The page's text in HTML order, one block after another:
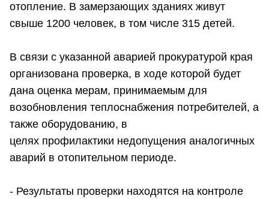
отопление. В замерзающих зданиях живут
свыше 1200 человек, в том числе 315 детей.
В связи с указанной аварией прокуратурой края
организована проверка, в ходе которой будет
дана оценка мерам, принимаемым для
возобновления теплоснабжения потребителей, а
также оборудованию, в
целях профилактики недопущения аналогичных
аварий в отопительном периоде.
- Результаты проверки находятся на контроле